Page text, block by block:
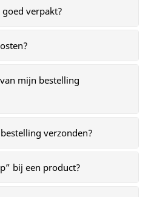
verpakt?
mijn bestelling
verzonden?
bij een product?